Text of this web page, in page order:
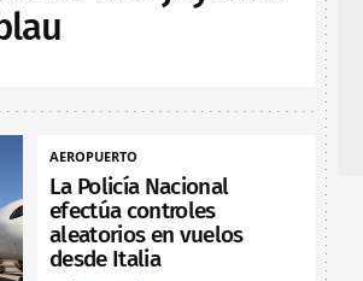
AEROPUERTO
La Policía Nacional
efectúa controles
aleatorios en vuelos
desde Italia